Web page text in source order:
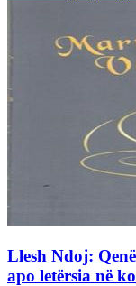
Llesh Ndoj:
apo letërsia në